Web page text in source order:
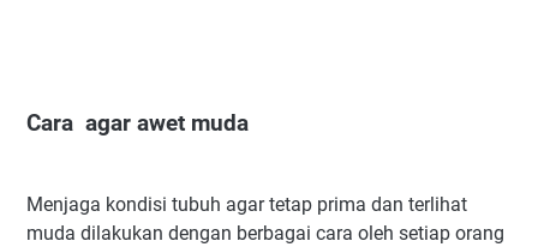
Cara agar awet muda
Menjaga kondisi tubuh agar tetap prima dan terlihat
muda dilakukan dengan berbagai cara oleh setiap orang